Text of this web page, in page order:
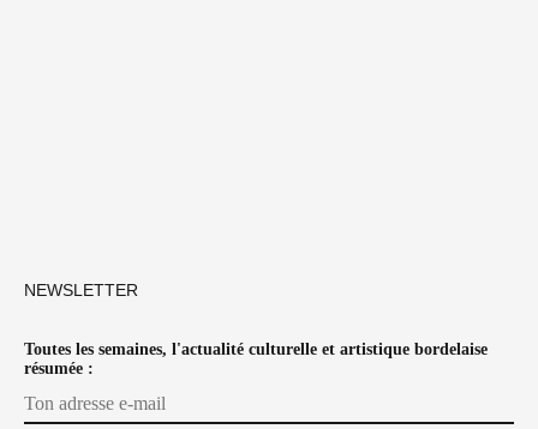
NEWSLETTER
Toutes les semaines, l'actualité culturelle et artistique bordelaise
résumée :